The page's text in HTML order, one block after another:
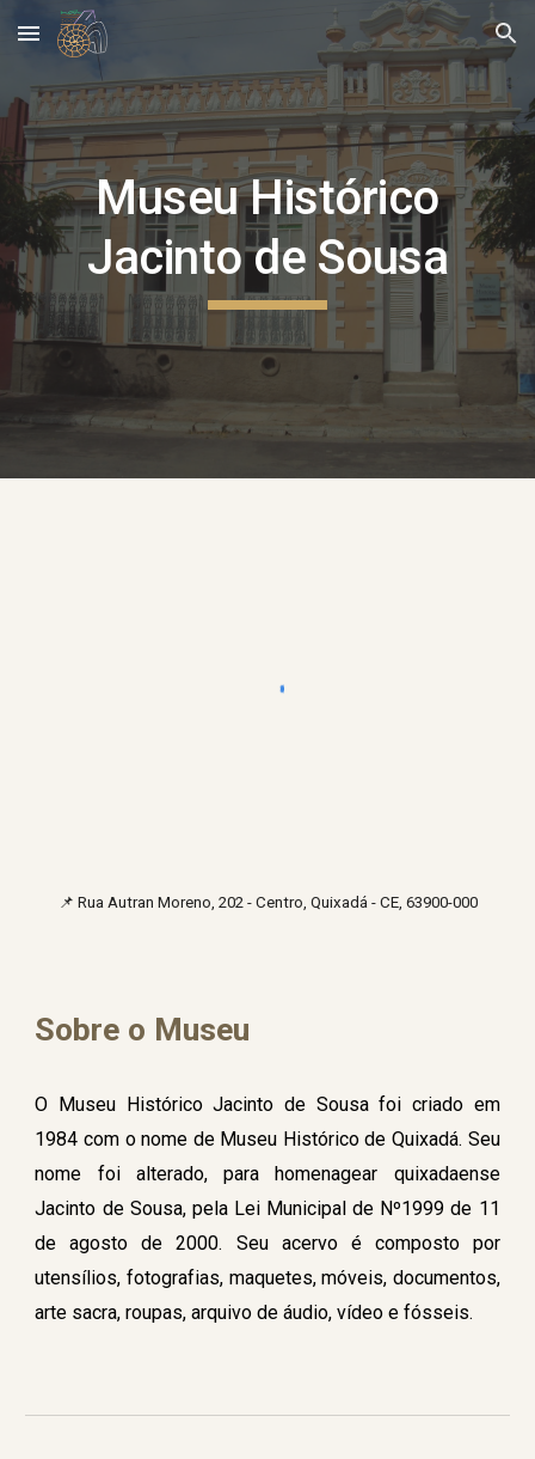
Skip to main content Skip to navigation
Museu Histórico
Jacinto de Sousa
📌 Rua Autran Moreno, 202 - Centro, Quixadá - CE, 63900-000
Sobre o Museu
O Museu Histórico Jacinto de Sousa foi criado em
1984 com o nome de Museu Histórico de Quixadá. Seu
nome foi alterado, para homenagear quixadaense
Jacinto de Sousa, pela Lei Municipal de Nº1999 de 11
de agosto de 2000. Seu acervo é composto por
utensílios, fotografias, maquetes, móveis, documentos,
arte sacra, roupas, arquivo de áudio, vídeo e fósseis.